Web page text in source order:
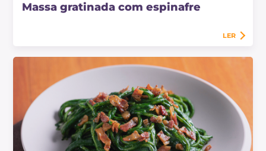
Massa gratinada com espinafre
LER